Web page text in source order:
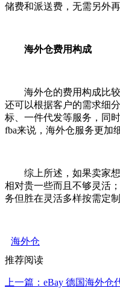
储费和派送费，无需另外
海外仓费用构成
海外仓的费用构成比
还可以根据客户的需求细
标、一件代发等服务，同
fba来说，海外仓服务更加
综上所述，如果卖家
相对贵一些而且不够灵活
务但胜在灵活多样按需定
海外仓
推荐阅读
上一篇：eBay 德国海外